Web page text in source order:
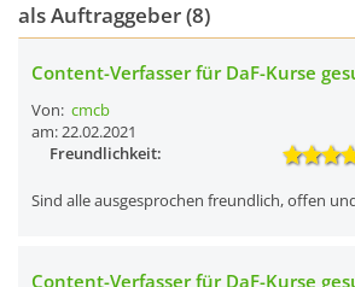
als Auftraggeber (8)
Content-Verfasser für DaF-Kurse
Von: cmcb
am: 22.02.2021
Freundlichkeit:
Sind alle ausgesprochen freundlich, offen
Content-Verfasser für DaF-Kurse